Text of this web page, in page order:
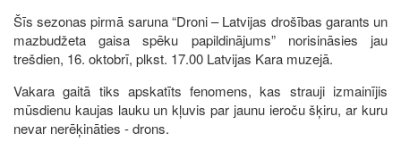
Šīs sezonas pirmā saruna “Droni – Latvijas drošības garants un
mazbudžeta gaisa spēku papildinājums” norisināsies jau
trešdien, 16. oktobrī, plkst. 17.00 Latvijas Kara muzejā.
Vakara gaitā tiks apskatīts fenomens, kas strauji izmainījis
mūsdienu kaujas lauku un kļuvis par jaunu ieroču šķiru, ar kuru
nevar nerēķināties - drons.